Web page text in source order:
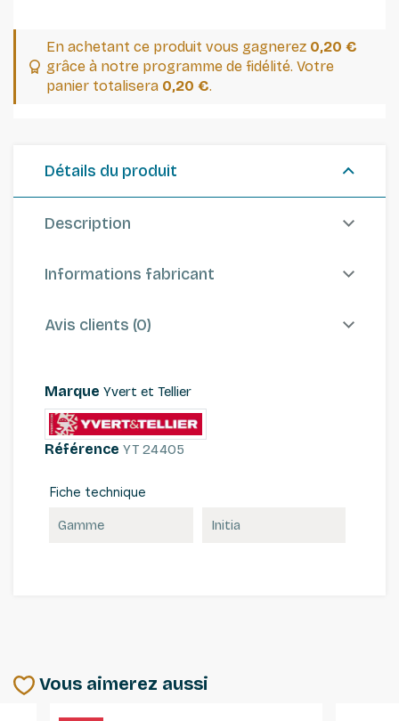
En achetant ce produit vous gagnerez 0,20 €
grâce à notre programme de fidélité. Votre
panier totalisera 0,20 €.
Détails du produit
Description
Informations fabricant
Avis clients (0)
Marque Yvert et Tellier
Référence YT 24405
Fiche technique
Gamme Initia
Vous aimerez aussi